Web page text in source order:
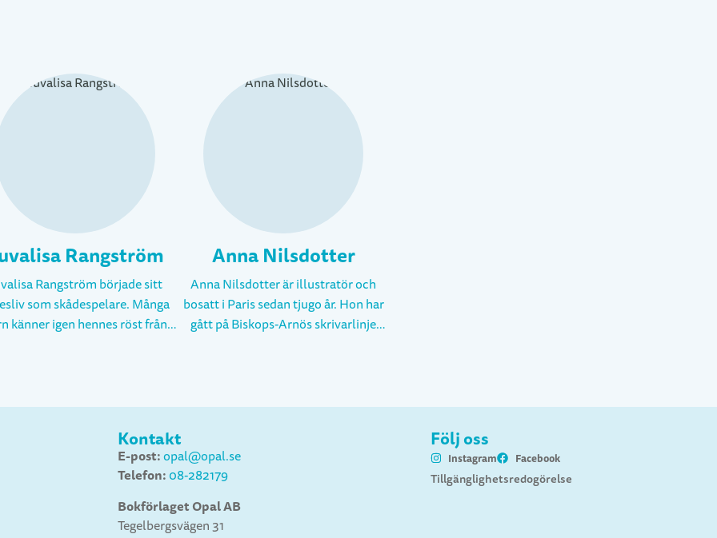
Rangström
Rangström började sitt
som skådespelare. Många
känner igen hennes röst från
Hon arbetar också
debuterade hon som
barnboksförfattare med boken
tillsammans med Clara
på Mirando bokförlag.
dess har det blivit flera böcker
Anna Nilsdotter
Anna Nilsdotter är illustratör och
bosatt i Paris sedan tjugo år. Hon har
gått på Biskops-Arnös skrivarlinje
hon utbildade sig till illustratör på
förlag såsom Thierry Magnier, Gautier
Languereau, Flies France m.fl och
illustrerar även för fransk press, t.ex
Le Monde.(I Frankrike publiceras hon
Kontakt
E-post:opal@opal.se
Telefon:08-282179
Bokförlaget Opal AB
Tegelbergsvägen 31
Följ oss
Instagram Facebook
Tillgänglighetsredogörelse